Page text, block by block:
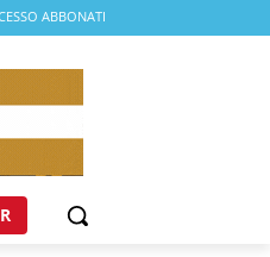
ABBONATI